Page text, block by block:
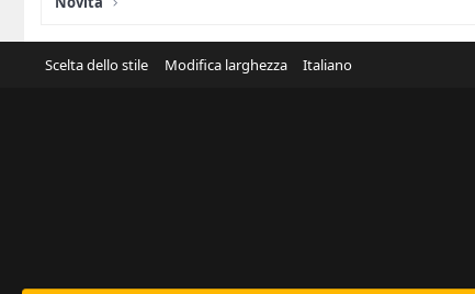
Scelta dello stile Modifica larghezza Italiano